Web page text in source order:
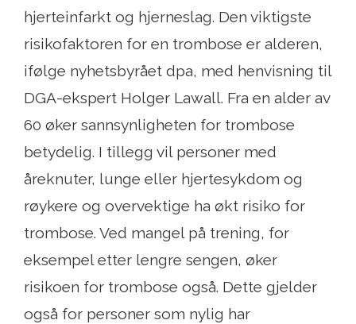
hjerteinfarkt og hjerneslag. Den viktigste
risikofaktoren for en trombose er alderen,
ifølge nyhetsbyrået dpa, med henvisning til
DGA-ekspert Holger Lawall. Fra en alder av
60 øker sannsynligheten for trombose
betydelig. I tillegg vil personer med
åreknuter, lunge eller hjertesykdom og
røykere og overvektige ha økt risiko for
trombose. Ved mangel på trening, for
eksempel etter lengre sengen, øker
risikoen for trombose også. Dette gjelder
også for personer som nylig har